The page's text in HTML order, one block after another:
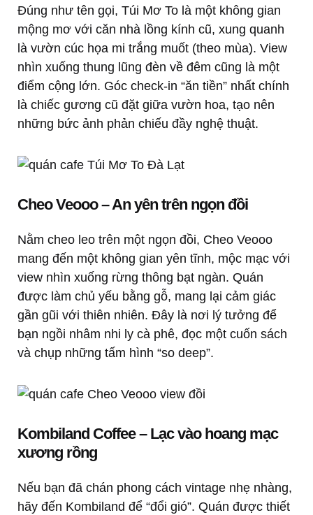
Đúng như tên gọi, Túi Mơ To là một không gian
mộng mơ với căn nhà lồng kính cũ, xung quanh
là vườn cúc họa mi trắng muốt (theo mùa). View
nhìn xuống thung lũng đèn về đêm cũng là một
điểm cộng lớn. Góc check-in “ăn tiền” nhất chính
là chiếc gương cũ đặt giữa vườn hoa, tạo nên
những bức ảnh phản chiếu đầy nghệ thuật.
Cheo Veooo – An yên trên ngọn đồi
Nằm cheo leo trên một ngọn đồi, Cheo Veooo
mang đến một không gian yên tĩnh, mộc mạc với
view nhìn xuống rừng thông bạt ngàn. Quán
được làm chủ yếu bằng gỗ, mang lại cảm giác
gần gũi với thiên nhiên. Đây là nơi lý tưởng để
bạn ngồi nhâm nhi ly cà phê, đọc một cuốn sách
và chụp những tấm hình “so deep”.
Kombiland Coffee – Lạc vào hoang mạc
xương rồng
Nếu bạn đã chán phong cách vintage nhẹ nhàng,
hãy đến Kombiland để “đổi gió”. Quán được thiết